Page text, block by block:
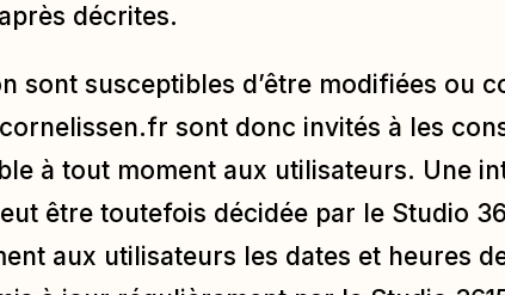
décrites.
sont susceptibles d’être modifiées ou
sont donc invités à les
à tout moment aux utilisateurs. Une
être toutefois décidée par le Studio
aux utilisateurs les dates et heures